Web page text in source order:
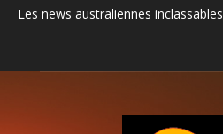
Les news australiennes inclassables